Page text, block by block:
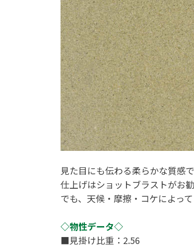
見た目にも伝わる柔らかな質感
仕上げはショットブラストがお
でも、天候・摩擦・コケによっ
◇物性データ◇
■見掛け比重：2.56